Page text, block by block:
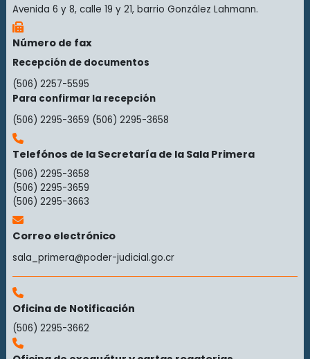
Avenida 6 y 8, calle 19 y 21, barrio González Lahmann.
Número de fax
Recepción de documentos
(506) 2257-5595
Para confirmar la recepción
(506) 2295-3659 (506) 2295-3658
Telefónos de la Secretaría de la Sala Primera
(506) 2295-3658
(506) 2295-3659
(506) 2295-3663
Correo electrónico
sala_primera@poder-judicial.go.cr
Oficina de Notificación
(506) 2295-3662